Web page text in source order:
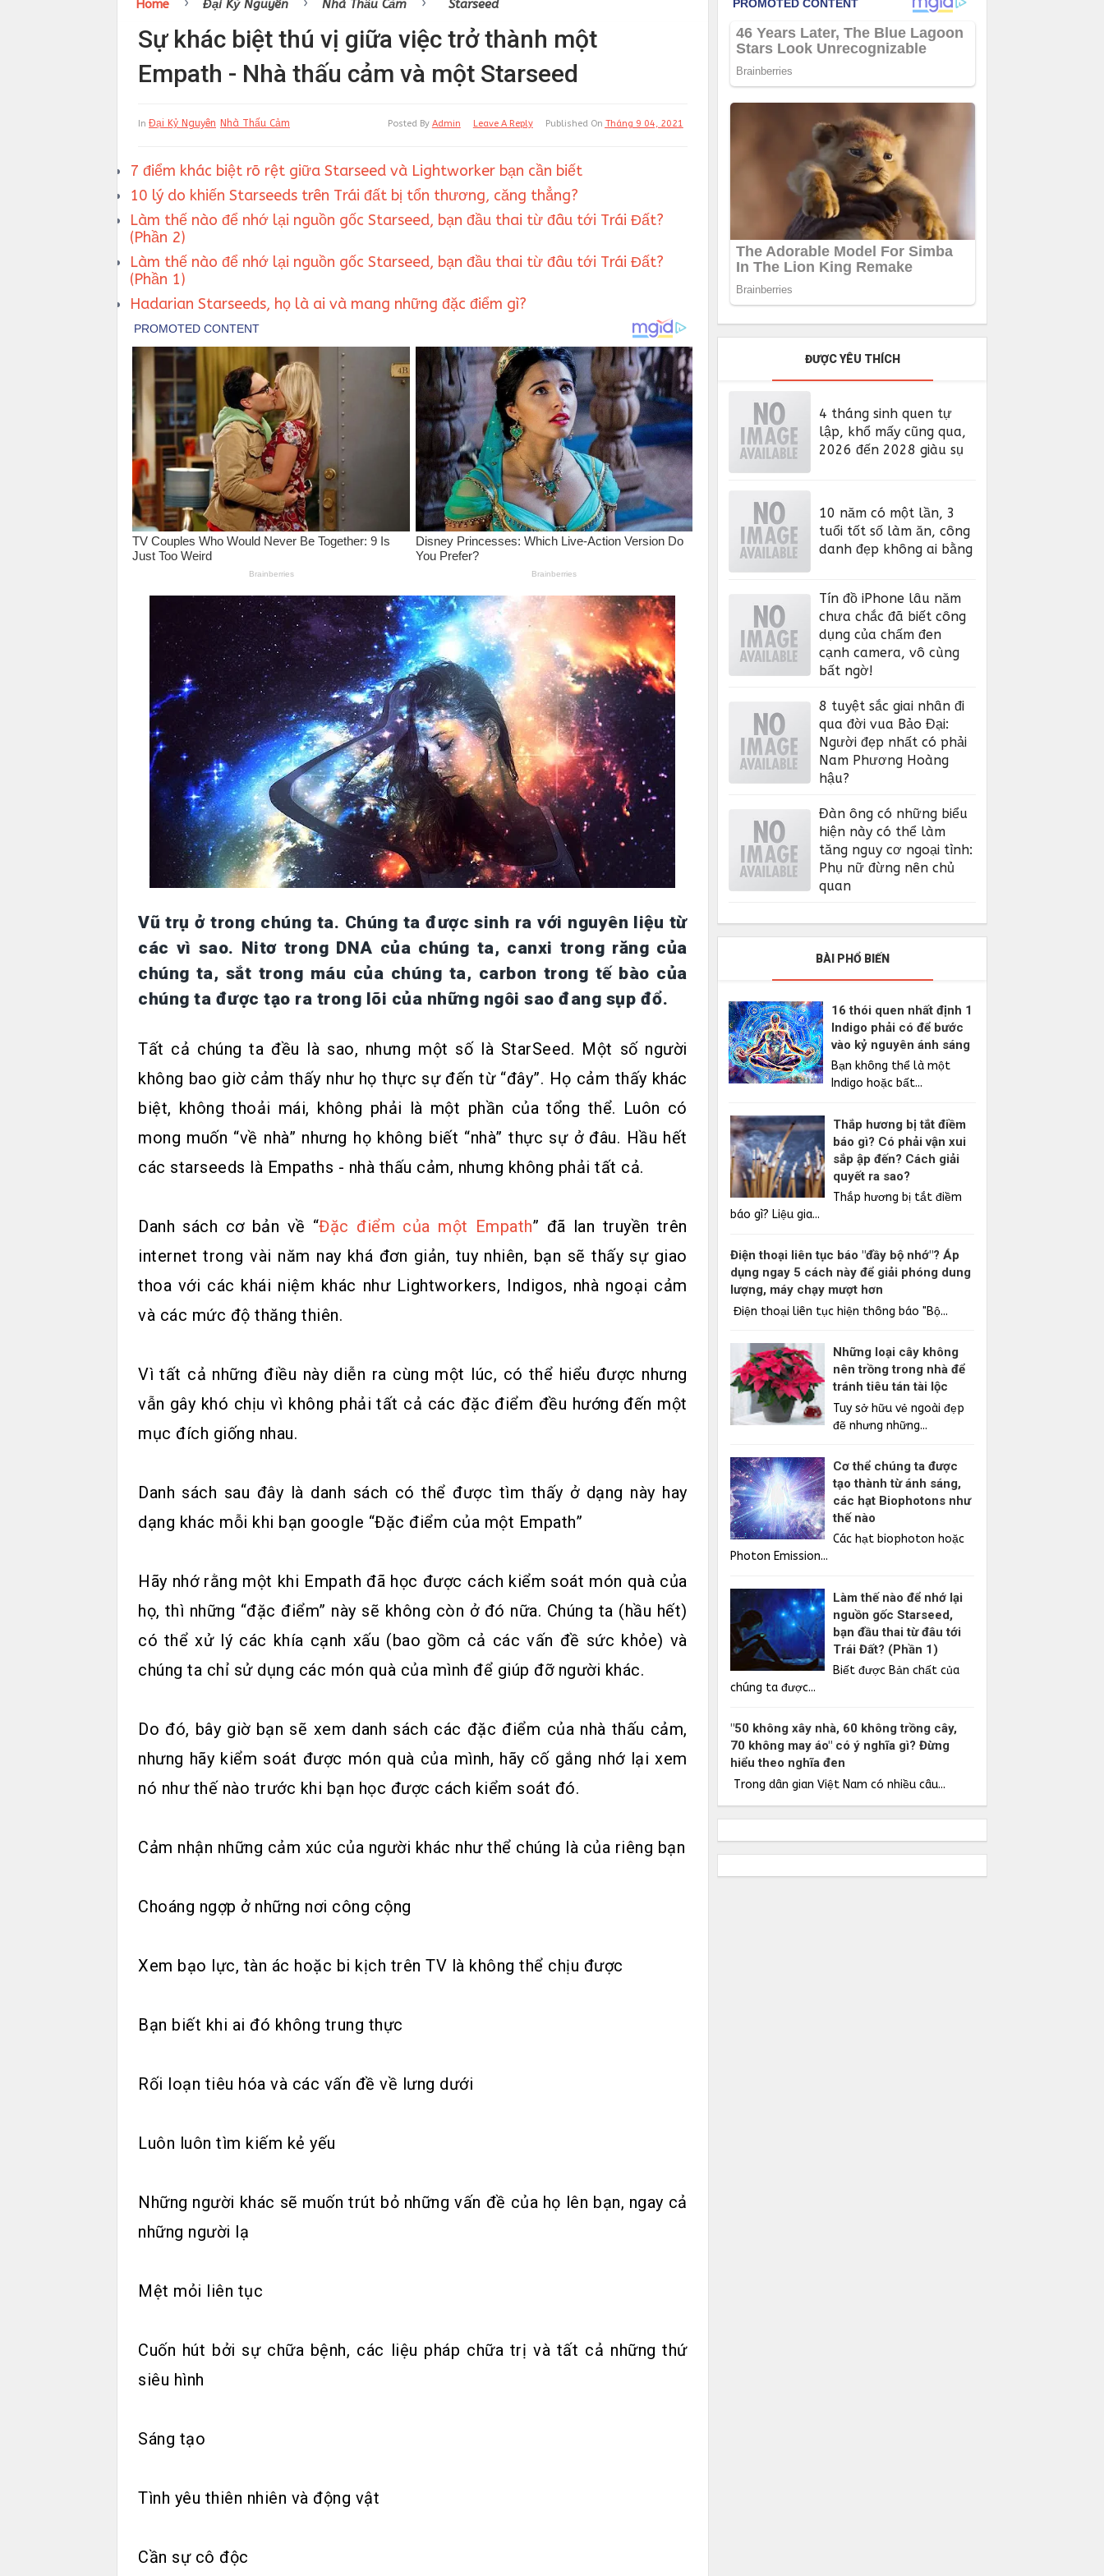
Home Đại Kỷ Nguyên Nhà Thấu Cảm Starseed
Sự khác biệt thú vị giữa việc trở thành một
Empath - Nhà thấu cảm và một Starseed
In Đại Kỷ Nguyên Nhà Thấu Cảm Published On Tháng 9 04, 2021
Leave A Reply
Posted By Admin
7 điểm khác biệt rõ rệt giữa Starseed và Lightworker bạn cần biết
10 lý do khiến Starseeds trên Trái đất bị tổn thương, căng thẳng?
Làm thế nào để nhớ lại nguồn gốc Starseed, bạn đầu thai từ đâu tới Trái Đất?
(Phần 2)
Làm thế nào để nhớ lại nguồn gốc Starseed, bạn đầu thai từ đâu tới Trái Đất?
(Phần 1)
Hadarian Starseeds, họ là ai và mang những đặc điểm gì?
Vũ trụ ở trong chúng ta. Chúng ta được sinh ra với nguyên liệu từ
các vì sao. Nitơ trong DNA của chúng ta, canxi trong răng của
chúng ta, sắt trong máu của chúng ta, carbon trong tế bào của
chúng ta được tạo ra trong lõi của những ngôi sao đang sụp đổ.
Tất cả chúng ta đều là sao, nhưng một số là StarSeed. Một số người
không bao giờ cảm thấy như họ thực sự đến từ “đây”. Họ cảm thấy khác
biệt, không thoải mái, không phải là một phần của tổng thể. Luôn có
mong muốn “về nhà” nhưng họ không biết “nhà” thực sự ở đâu. Hầu hết
các starseeds là Empaths - nhà thấu cảm, nhưng không phải tất cả.
Danh sách cơ bản về “Đặc điểm của một Empath” đã lan truyền trên
internet trong vài năm nay khá đơn giản, tuy nhiên, bạn sẽ thấy sự giao
thoa với các khái niệm khác như Lightworkers, Indigos, nhà ngoại cảm
và các mức độ thăng thiên.
Vì tất cả những điều này diễn ra cùng một lúc, có thể hiểu được nhưng
vẫn gây khó chịu vì không phải tất cả các đặc điểm đều hướng đến một
mục đích giống nhau.
Danh sách sau đây là danh sách có thể được tìm thấy ở dạng này hay
dạng khác mỗi khi bạn google “Đặc điểm của một Empath”
Hãy nhớ rằng một khi Empath đã học được cách kiểm soát món quà của
họ, thì những “đặc điểm” này sẽ không còn ở đó nữa. Chúng ta (hầu hết)
có thể xử lý các khía cạnh xấu (bao gồm cả các vấn đề sức khỏe) và
chúng ta chỉ sử dụng các món quà của mình để giúp đỡ người khác.
Do đó, bây giờ bạn sẽ xem danh sách các đặc điểm của nhà thấu cảm,
nhưng hãy kiểm soát được món quà của mình, hãy cố gắng nhớ lại xem
nó như thế nào trước khi bạn học được cách kiểm soát đó.
Cảm nhận những cảm xúc của người khác như thể chúng là của riêng bạn
Choáng ngợp ở những nơi công cộng
Xem bạo lực, tàn ác hoặc bi kịch trên TV là không thể chịu được
Bạn biết khi ai đó không trung thực
Rối loạn tiêu hóa và các vấn đề về lưng dưới
Luôn luôn tìm kiếm kẻ yếu
Những người khác sẽ muốn trút bỏ những vấn đề của họ lên bạn, ngay cả
những người lạ
Mệt mỏi liên tục
Cuốn hút bởi sự chữa bệnh, các liệu pháp chữa trị và tất cả những thứ
siêu hình
Sáng tạo
Tình yêu thiên nhiên và động vật
Cần sự cô độc
ĐƯỢC YÊU THÍCH
4 tháng sinh quen tự
lập, khổ mấy cũng qua,
2026 đến 2028 giàu sụ
10 năm có một lần, 3
tuổi tốt số làm ăn, công
danh đẹp không ai bằng
Tín đồ iPhone lâu năm
chưa chắc đã biết công
dụng của chấm đen
cạnh camera, vô cùng
bất ngờ!
8 tuyệt sắc giai nhân đi
qua đời vua Bảo Đại:
Người đẹp nhất có phải
Nam Phương Hoàng
hậu?
Đàn ông có những biểu
hiện này có thể làm
tăng nguy cơ ngoại tình:
Phụ nữ đừng nên chủ
quan
BÀI PHỔ BIẾN
16 thói quen nhất định 1
Indigo phải có để bước
vào kỷ nguyên ánh sáng
Bạn không thể là một
Indigo hoặc bất...
Thắp hương bị tắt điềm
báo gì? Có phải vận xui
sắp ập đến? Cách giải
quyết ra sao?
Thắp hương bị tắt điềm
báo gì? Liệu gia...
Điện thoại liên tục báo "đầy bộ nhớ"? Áp
dụng ngay 5 cách này để giải phóng dung
lượng, máy chạy mượt hơn
Điện thoại liên tục hiện thông báo "Bộ...
Những loại cây không
nên trồng trong nhà để
tránh tiêu tán tài lộc
Tuy sở hữu vẻ ngoài đẹp
đẽ nhưng những...
Cơ thể chúng ta được
tạo thành từ ánh sáng,
các hạt Biophotons như
thế nào
Các hạt biophoton hoặc
Photon Emission...
Làm thế nào để nhớ lại
nguồn gốc Starseed,
bạn đầu thai từ đâu tới
Trái Đất? (Phần 1)
Biết được Bản chất của
chúng ta được...
"50 không xây nhà, 60 không trồng cây,
70 không may áo" có ý nghĩa gì? Đừng
hiểu theo nghĩa đen
Trong dân gian Việt Nam có nhiều câu...